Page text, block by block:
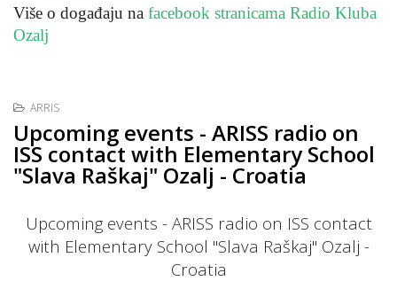
Više o događaju na facebook stranicama Radio Kluba
Ozalj
ARRIS
Upcoming events - ARISS radio on
ISS contact with Elementary School
"Slava Raškaj" Ozalj - Croatia
Upcoming events - ARISS radio on ISS contact
with Elementary School "Slava Raškaj" Ozalj -
Croatia